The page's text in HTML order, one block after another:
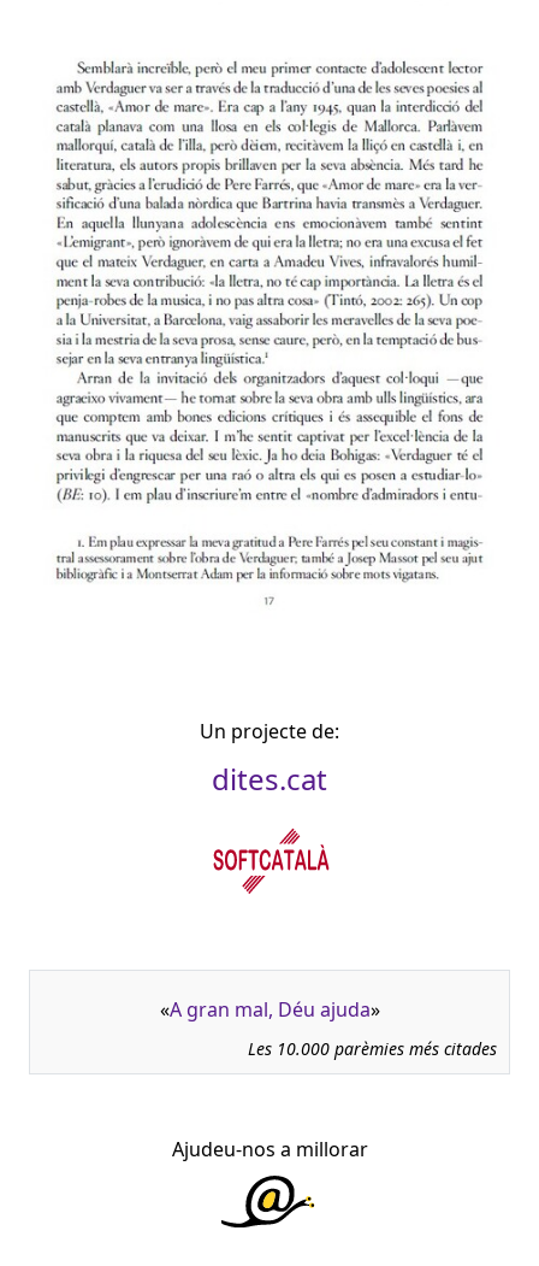
Un projecte de:
dites.cat
«A gran mal, Déu ajuda»
Les 10.000 parèmies més citades
Ajudeu-nos a millorar